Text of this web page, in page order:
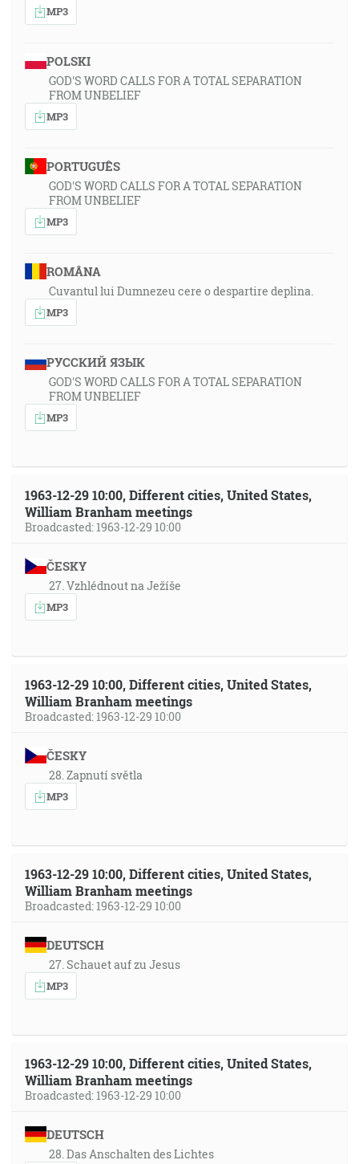
MP3
POLSKI
GOD'S WORD CALLS FOR A TOTAL SEPARATION
FROM UNBELIEF
MP3
PORTUGUÊS
GOD'S WORD CALLS FOR A TOTAL SEPARATION
FROM UNBELIEF
MP3
ROMÂNA
Cuvantul lui Dumnezeu cere o despartire deplina.
MP3
РУССКИЙ ЯЗЫК
GOD'S WORD CALLS FOR A TOTAL SEPARATION
FROM UNBELIEF
MP3
1963-12-29 10:00, Different cities, United States,
William Branham meetings
Broadcasted: 1963-12-29 10:00
ČESKY
27. Vzhlédnout na Ježíše
MP3
1963-12-29 10:00, Different cities, United States,
William Branham meetings
Broadcasted: 1963-12-29 10:00
ČESKY
28. Zapnutí světla
MP3
1963-12-29 10:00, Different cities, United States,
William Branham meetings
Broadcasted: 1963-12-29 10:00
DEUTSCH
27. Schauet auf zu Jesus
MP3
1963-12-29 10:00, Different cities, United States,
William Branham meetings
Broadcasted: 1963-12-29 10:00
DEUTSCH
28. Das Anschalten des Lichtes